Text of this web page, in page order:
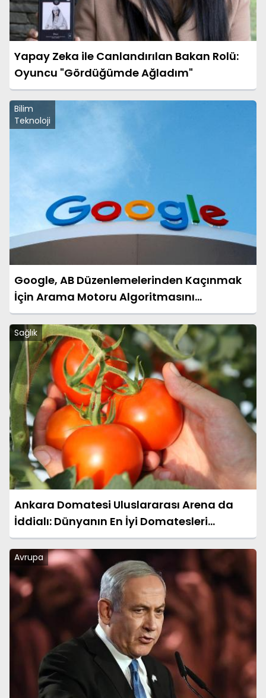
Yapay Zeka ile Canlandırılan Bakan Rolü:
Oyuncu "Gördüğümde Ağladım"
Bilim
Teknoloji
Google, AB Düzenlemelerinden Kaçınmak
İçin Arama Motoru Algoritmasını
Değiştiriyor
Sağlık
Ankara Domatesi Uluslararası Arena da
İddialı: Dünyanın En İyi Domatesleri
Arasında Yer Almaya Hazır
Avrupa